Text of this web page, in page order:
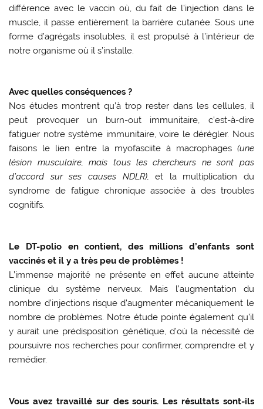
différence avec le vaccin où, du fait de l’injection dans le
muscle, il passe entièrement la barrière cutanée. Sous une
forme d’agrégats insolubles, il est propulsé à l’intérieur de
notre organisme où il s’installe.
Avec quelles conséquences ?
Nos études montrent qu’à trop rester dans les cellules, il
peut provoquer un burn-out immunitaire, c’est-à-dire
fatiguer notre système immunitaire, voire le dérégler. Nous
faisons le lien entre la myofasciite à macrophages(une
lésion musculaire, mais tous les chercheurs ne sont pas
d’accord sur ses causes NDLR), et la multiplication du
syndrome de fatigue chronique associée à des troubles
cognitifs.
Le DT-polio en contient, des millions d’enfants sont
vaccinés et il y a très peu de problèmes !
L’immense majorité ne présente en effet aucune atteinte
clinique du système nerveux. Mais l’augmentation du
nombre d’injections risque d’augmenter mécaniquement le
nombre de problèmes. Notre étude pointe également qu’il
y aurait une prédisposition génétique, d’où la nécessité de
poursuivre nos recherches pour confirmer, comprendre et y
remédier.
Vous avez travaillé sur des souris. Les résultats sont-ils